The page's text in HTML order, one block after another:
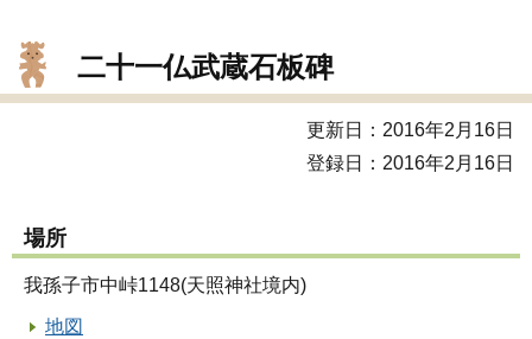
二十一仏武蔵石板碑
更新日：2016年2月16日
登録日：2016年2月16日
場所
我孫子市中峠1148(天照神社境内)
地図